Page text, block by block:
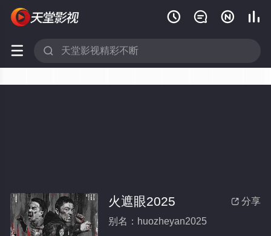
   
 
 分享
火遮眼2025
别名：huozheyan2025